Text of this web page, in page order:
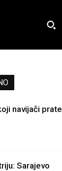
navijači prate
Sarajevo